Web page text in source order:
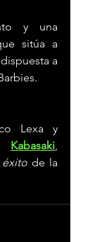
y una
sitúa a
a
Lexa y
Kabasaki,
éxito de la